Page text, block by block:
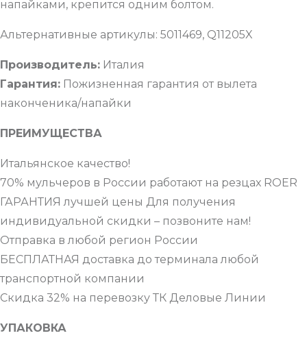
напайками, крепится одним болтом.
Альтернативные артикулы: 5011469, Q11205X
Производитель: Италия
Гарантия: Пожизненная гарантия от вылета
наконченика/напайки
ПРЕИМУЩЕСТВА
Итальянское качество!
70% мульчеров в России работают на резцах ROER
ГАРАНТИЯ лучшей цены Для получения
индивидуальной скидки – позвоните нам!
Отправка в любой регион России
БЕСПЛАТНАЯ доставка до терминала любой
транспортной компании
Скидка 32% на перевозку ТК Деловые Линии
УПАКОВКА